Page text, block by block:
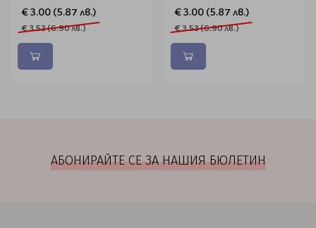
€ 3.00 (5.87 лв.)
€ 3.53 (6.90 лв.)
€ 3.00 (5.87 лв.)
€ 3.53 (6.90 лв.)
АБОНИРАЙТЕ СЕ ЗА НАШИЯ БЮЛЕТИН